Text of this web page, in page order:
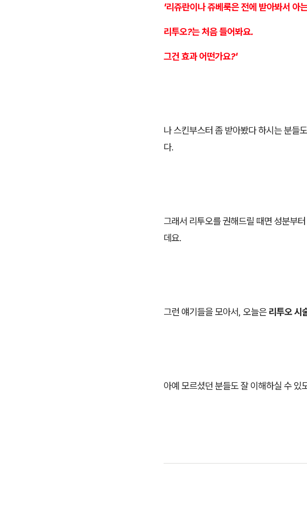
'리쥬란이나 쥬베룩은 전에 받아봐서 아
리투오?는 처음 들어봐요.
그건 효과 어떤가요?'
나 스킨부스터 좀 받아봤다 하시는 분들
다.
그래서 리투오를 권해드릴 때면 성분부
데요.
그런 얘기들을 모아서, 오늘은 리투오 시
아예 모르셨던 분들도 잘 이해하실 수 있